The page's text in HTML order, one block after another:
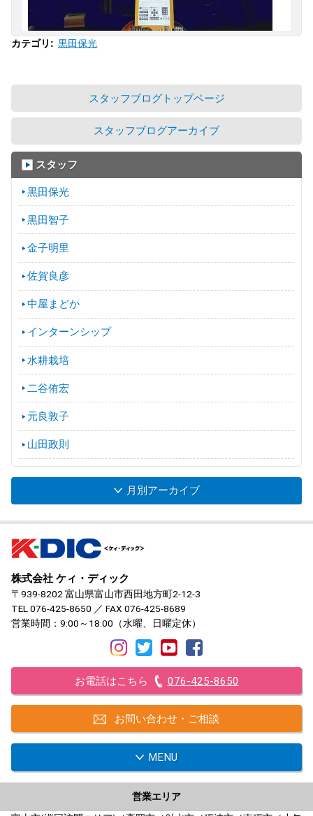
カテゴリ : 黒田保光
スタッフブログトップページ
スタッフブログアーカイブ
スタッフ
黒田保光
黒田智子
金子明里
佐賀良彦
中屋まどか
インターンシップ
水耕栽培
二谷侑宏
元良敦子
山田政則
月別アーカイブ
株式会社 ケィ・ディック
〒939-8202 富山県富山市西田地方町2-12-3
TEL 076-425-8650 ／ FAX 076-425-8689
営業時間：9:00～18:00（水曜、日曜定休）
お電話はこちら 076-425-8650
お問い合わせ・ご相談
MENU
営業エリア